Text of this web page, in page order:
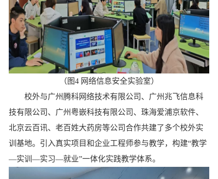
（图4 网络信息安全实验室）
校外与广州腾科网络技术有限公司 、广州兆飞信息科
技有限公司、广州粤嵌科技有限公司 、珠海爱浦京软件、
北京云百讯、老百姓大药房等公司合作共建了多个校外实
训基地。引入真实项目和企业工程师参与教学，构建“教学
—实训—实习—就业”一体化实践教学体系。